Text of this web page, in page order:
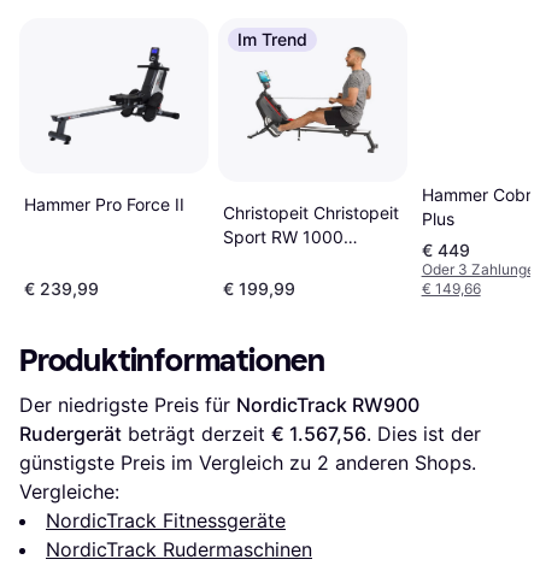
Hammer Pro Force II
€ 239,99
Im Trend
Christopeit Christopeit
Sport RW 1000
€ 199,99
Hammer
Plus
€ 449
Oder 3
€ 149,66
Produktinformationen
Der niedrigste Preis für NordicTrack RW900
Rudergerät beträgt derzeit € 1.567,56. Dies ist der
günstigste Preis im Vergleich zu 2 anderen Shops.
Vergleiche:
NordicTrack Fitnessgeräte
NordicTrack Rudermaschinen